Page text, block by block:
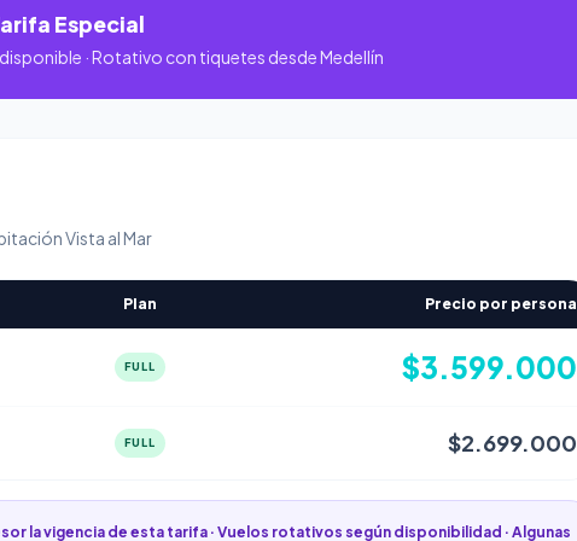
Especial
· Rotativo con tiquetes desde Medellín
Vista al Mar
Plan Precio por persona
FULL $3.599.000
FULL $2.699.000
la vigencia de esta tarifa · Vuelos rotativos según disponibilidad · Algunas